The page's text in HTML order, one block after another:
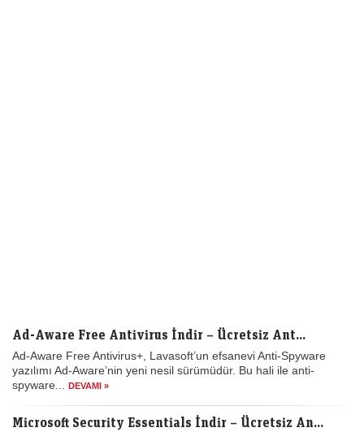
Ad-Aware Free Antivirus İndir – Ücretsiz Ant...
Ad-Aware Free Antivirus+, Lavasoft’un efsanevi Anti-Spyware
yazılımı Ad-Aware’nin yeni nesil sürümüdür. Bu hali ile anti-
spyware... DEVAMI »
Microsoft Security Essentials İndir – Ücretsiz An...